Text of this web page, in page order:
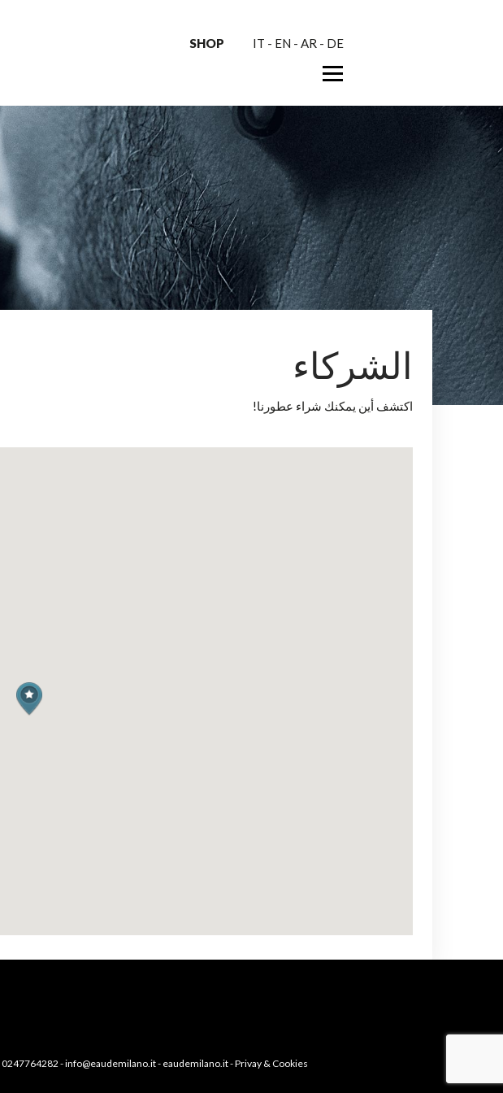
SHOP IT - EN - AR - DE
الشركاء
اكتشف أين يمكنك شراء عطورنا!
0247764282 -info@eaudemilano.it- eaudemilano.it-Privay & Cookies